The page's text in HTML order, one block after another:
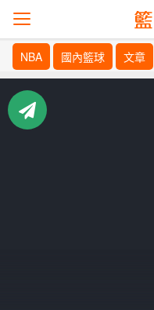
NBA 國內籃球 文章